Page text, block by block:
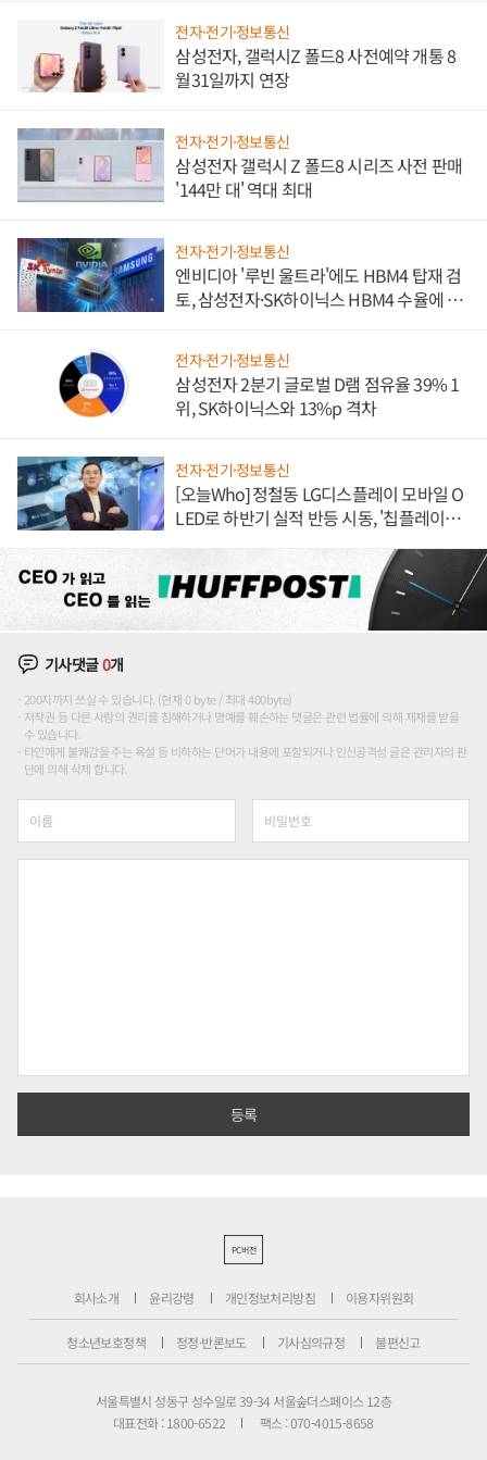
전자·전기·정보통신
삼성전자, 갤럭시Z 폴드8 사전예약 개통 8
월31일까지 연장
전자·전기·정보통신
삼성전자 갤럭시 Z 폴드8 시리즈 사전 판매
'144만 대' 역대 최대
전자·전기·정보통신
엔비디아 '루빈 울트라'에도 HBM4 탑재 검
토, 삼성전자·SK하이닉스 HBM4 수율에 주
전자·전기·정보통신
삼성전자 2분기 글로벌 D램 점유율 39% 1
위, SK하이닉스와 13%p 격차
전자·전기·정보통신
[오늘Who] 정철동 LG디스플레이 모바일 O
LED로 하반기 실적 반등 시동, '칩플레이
기사댓글0개
200자까지 쓰실 수 있습니다. (현재 0 byte / 최대 400byte)
저작권 등 다른 사람의 권리를 침해하거나 명예를 훼손하는 댓글은 관련 법률에 의해 제재를 받을
수 있습니다.
타인에게 불쾌감을 주는 욕설 등 비하하는 단어가 내용에 포함되거나 인신공격성 글은 관리자의 판
단에 의해 삭제 합니다.
PC버전
회사소개 윤리강령 개인정보처리방침 이용자위원회
청소년보호정책 정정·반론보도 기사심의규정 불편신고
서울특별시 성동구 성수일로 39-34 서울숲더스페이스 12층
대표전화 : 1800-6522
팩스 : 070-4015-8658